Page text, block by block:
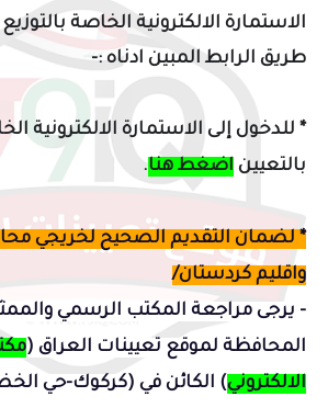
الاستمارة الالكترونية الخاصة
طريق الرابط المبين ادناه :-
* للدخول إلى الاستمارة الالكترونية
بالتعيين اضغط هنا.
* لضمان التقديم الصحيح لخريجي
واقليم كردستان/
- يرجى مراجعة المكتب الرسمي
المحافظة لموقع تعيينات العراق (
الالكتروني) الكائن في (كركوك-حي